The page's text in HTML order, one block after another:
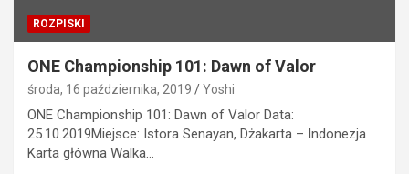
ROZPISKI
ONE Championship 101: Dawn of Valor
środa, 16 października, 2019 Yoshi
ONE Championship 101: Dawn of Valor Data:
25.10.2019Miejsce: Istora Senayan, Dżakarta – Indonezja
Karta główna Walka…